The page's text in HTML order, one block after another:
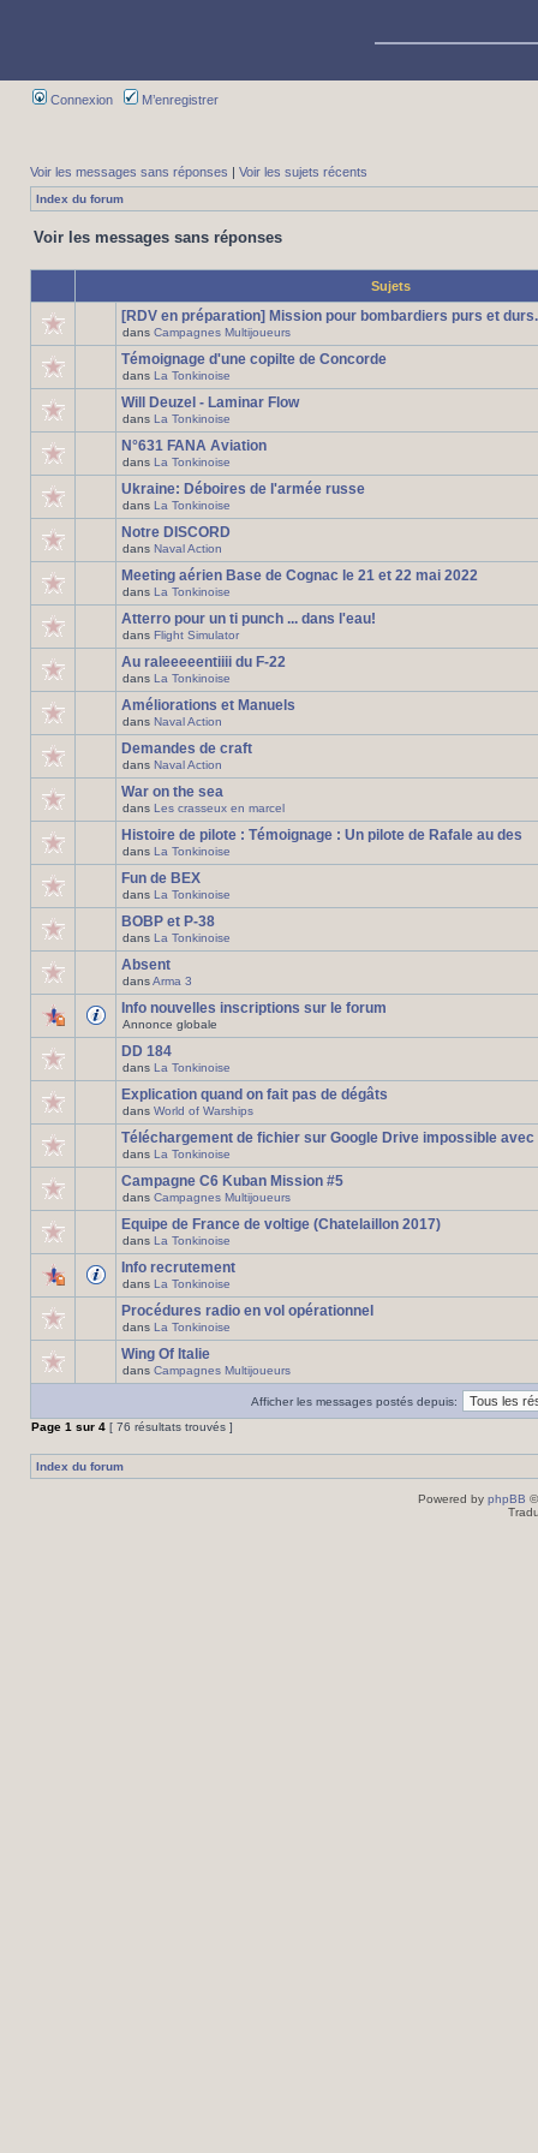
Connexion M’enregistrer
Voir les messages sans réponses | Voir les sujets récents
Index du forum
Voir les messages sans réponses
Sujets
[RDV en préparation] Mission pour bombardiers purs et durs.
dans Campagnes Multijoueurs
Témoignage d'une copilte de Concorde
dans La Tonkinoise
Will Deuzel - Laminar Flow
dans La Tonkinoise
N°631 FANA Aviation
dans La Tonkinoise
Ukraine: Déboires de l'armée russe
dans La Tonkinoise
Notre DISCORD
dans Naval Action
Meeting aérien Base de Cognac le 21 et 22 mai 2022
dans La Tonkinoise
Atterro pour un ti punch ... dans l'eau!
dans Flight Simulator
Au raleeeeentiiii du F-22
dans La Tonkinoise
Améliorations et Manuels
dans Naval Action
Demandes de craft
dans Naval Action
War on the sea
dans Les crasseux en marcel
Histoire de pilote : Témoignage : Un pilote de Rafale au des
dans La Tonkinoise
Fun de BEX
dans La Tonkinoise
BOBP et P-38
dans La Tonkinoise
Absent
dansArma 3
Info nouvelles inscriptions sur le forum
Annonce globale
DD 184
dans La Tonkinoise
Explication quand on fait pas de dégâts
dans World of Warships
Téléchargement de fichier sur Google Drive impossible avec
dans La Tonkinoise
Campagne C6 Kuban Mission #5
dans Campagnes Multijoueurs
Equipe de France de voltige (Chatelaillon 2017)
dans La Tonkinoise
Info recrutement
dans La Tonkinoise
Procédures radio en vol opérationnel
dans La Tonkinoise
Wing Of Italie
dans Campagnes Multijoueurs
Afficher les messages postés depuis:
Page 1 sur 4 [ 76 résultats trouvés ]
Index du forum
Powered by phpBB